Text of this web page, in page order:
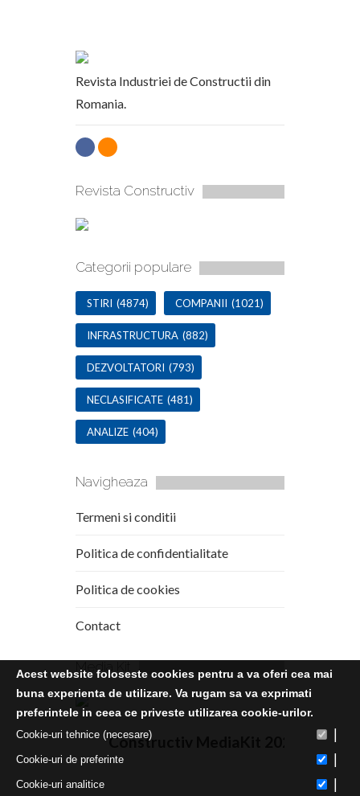
Revista Industriei de Constructii din
Romania.
Revista Constructiv
Categorii populare
STIRI (4874) COMPANII (1021)
INFRASTRUCTURA (882)
DEZVOLTATORI (793)
NECLASIFICATE (481)
ANALIZE (404)
Navigheaza
Termeni si conditii
Politica de confidentialitate
Politica de cookies
Contact
Media Kit
Constructiv MediaKit 2020
Acest website foloseste cookies pentru a va oferi cea mai
buna experienta de utilizare. Va rugam sa va exprimati
preferintele in ceea ce priveste utilizarea cookie-urilor.
Cookie-uri tehnice (necesare)
Cookie-uri de preferinte
Cookie-uri analitice